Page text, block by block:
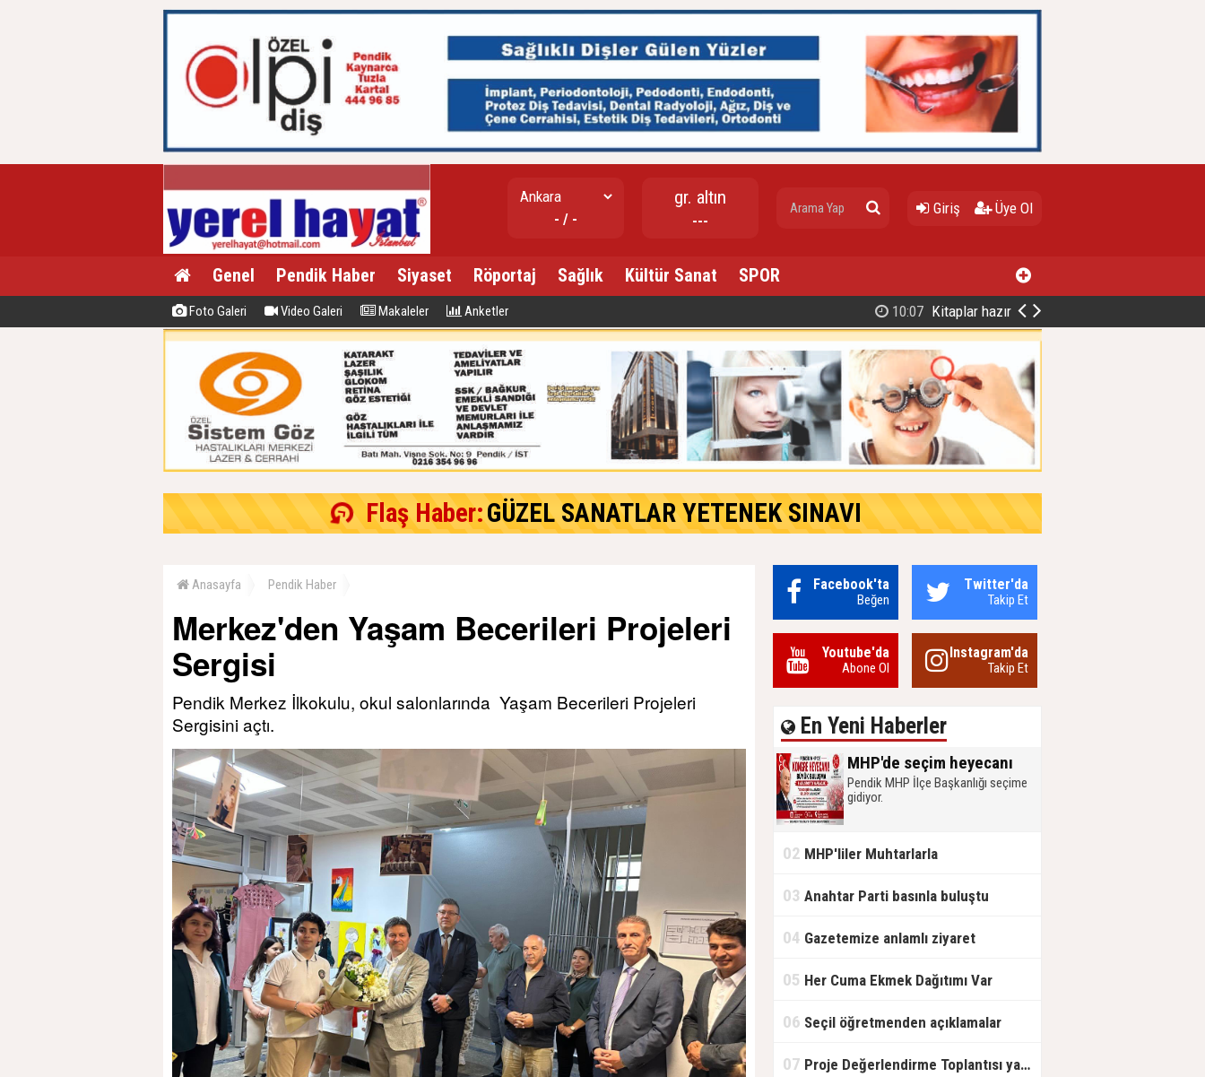
- / -
gr. altın
---
Giriş Üye Ol
Genel Pendik Haber Siyaset Röportaj Sağlık Kültür Sanat SPOR
Foto Galeri Video Galeri Makaleler Anketler Çocuğuma okumayı nasıl sevdirebilirim?
Flaş Haber:GÜZEL SANATLAR YETENEK SINAVI
Anasayfa Pendik Haber
Merkez'den Yaşam Becerileri Projeleri
Sergisi
Pendik Merkez İlkokulu, okul salonlarında Yaşam Becerileri Projeleri
Sergisini açtı.
Facebook'ta
Beğen
Twitter'da
Takip Et
Youtube'da
Abone Ol
Instagram'da
Takip Et
En Yeni Haberler
MHP'de seçim heyecanı
Pendik MHP İlçe Başkanlığı seçime
gidiyor.
02 MHP'liler Muhtarlarla
03 Anahtar Parti basınla buluştu
04 Gazetemize anlamlı ziyaret
05 Her Cuma Ekmek Dağıtımı Var
06 Seçil öğretmenden açıklamalar
07 Proje Değerlendirme Toplantısı yapıldı.